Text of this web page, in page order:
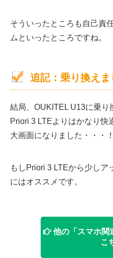
そういったところも自己責
ムといったところですね。
追記：乗り換えま
結局、OUKITEL U13に乗り
Priori 3 LTEよりはかなり快
大画面になりました・・・！
もしPriori 3 LTEから少しア
にはオススメです。
他の「スマホ関
こ